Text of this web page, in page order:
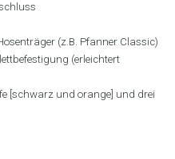
(z.B. Pfanner Classic)
(erleichtert
[schwarz und orange] und drei